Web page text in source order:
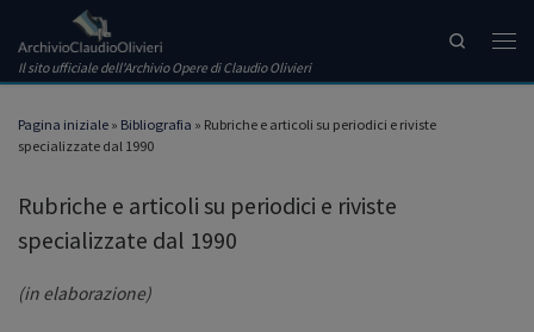
Passa al contenuto
Il sito ufficiale dell'Archivio Opere di Claudio Olivieri
Search
Pagina iniziale » Bibliografia » Rubriche e articoli su periodici e riviste
specializzate dal 1990
Rubriche e articoli su periodici e riviste
specializzate dal 1990
(in elaborazione)